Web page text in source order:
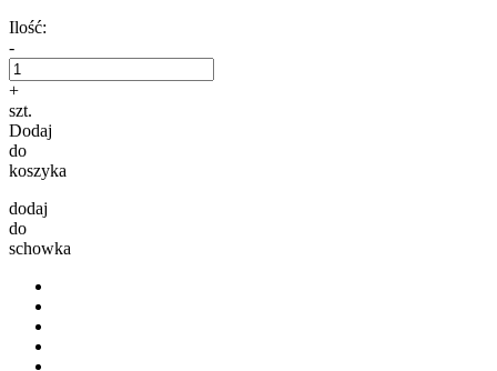
Ilość:
-
+
szt.
Dodaj
do
koszyka
dodaj
do
schowka